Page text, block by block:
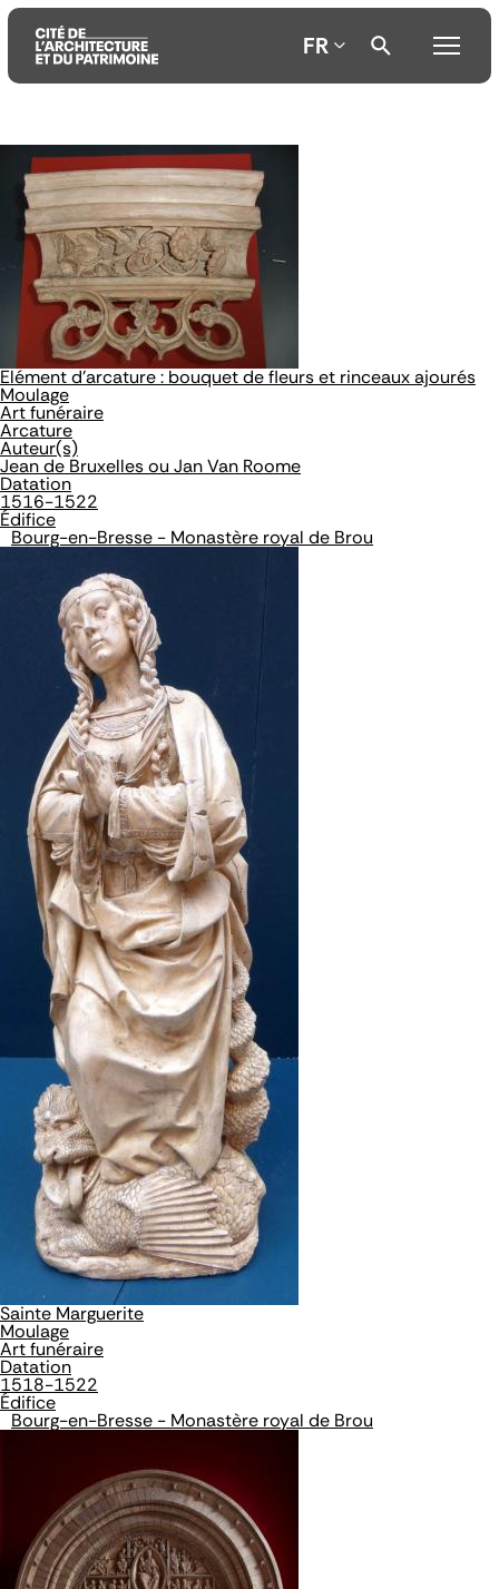
Aller
au
contenu
principal
Aller
au
menu
principal
Aller
recherche
FR
Elément d'arcature : bouquet de fleurs et rinceaux ajourés
Moulage
Art funéraire
Arcature
Auteur(s)
Jean de Bruxelles ou Jan Van Roome
Datation
1516-1522
Édifice
Bourg-en-Bresse - Monastère royal de Brou
Sainte Marguerite
Moulage
Art funéraire
Datation
1518-1522
Édifice
Bourg-en-Bresse - Monastère royal de Brou